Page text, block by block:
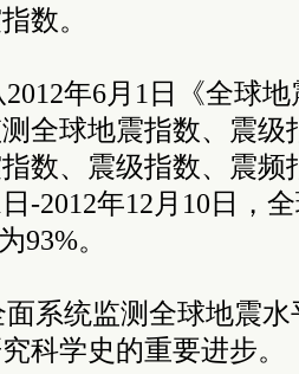
数。
年6月1日《全球
全球地震指数、震级
数、震级指数、震频
-2012年12月10日，
93%。
系统监测全球地震
科学史的重要进步。